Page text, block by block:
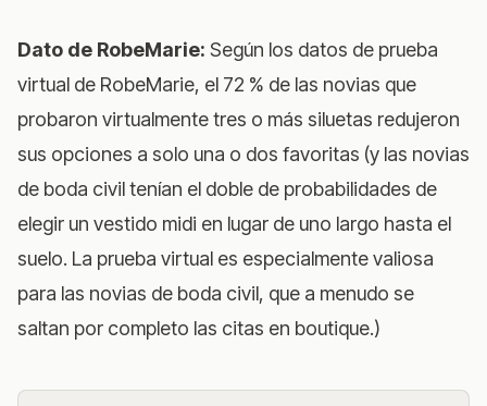
Dato de RobeMarie: Según los datos de prueba
virtual de RobeMarie, el 72 % de las novias que
probaron virtualmente tres o más siluetas redujeron
sus opciones a solo una o dos favoritas (y las novias
de boda civil tenían el doble de probabilidades de
elegir un vestido midi en lugar de uno largo hasta el
suelo. La prueba virtual es especialmente valiosa
para las novias de boda civil, que a menudo se
saltan por completo las citas en boutique.)